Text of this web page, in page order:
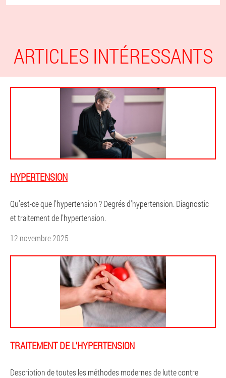
ARTICLES INTÉRESSANTS
HYPERTENSION
Qu’est-ce que l’hypertension ? Degrés d'hypertension. Diagnostic
et traitement de l'hypertension.
12 novembre 2025
TRAITEMENT DE L'HYPERTENSION
Description de toutes les méthodes modernes de lutte contre